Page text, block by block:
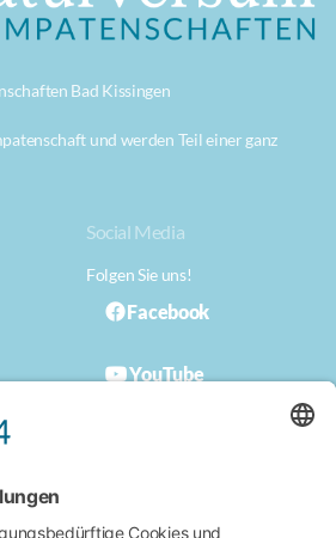
Bad Kissingen
und werden Teil einer ganz
Social Media
Folgen Sie uns!
Facebook
YouTube